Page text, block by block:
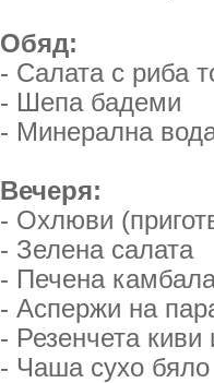
Обяд:
- Салата с риба
- Шепа бадеми
- Минерална
Вечеря:
- Охлюви
- Зелена салата
- Печена
- Аспержи на
- Резенчета
- Чаша сухо